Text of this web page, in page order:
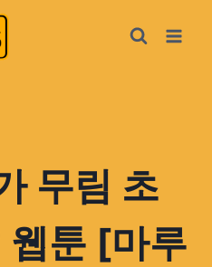
무림 초
웹툰 [마루